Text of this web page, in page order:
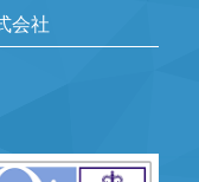
会社